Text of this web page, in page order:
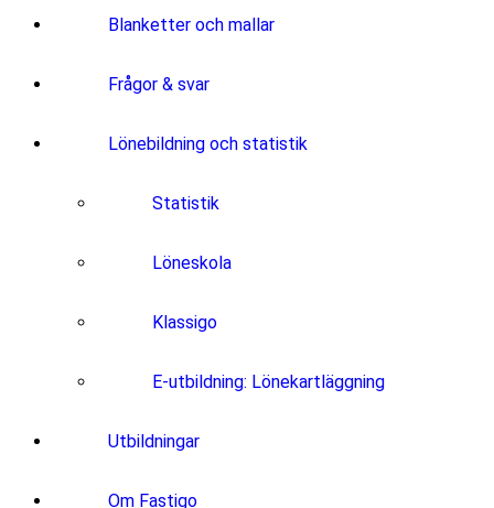
Blanketter och mallar
Frågor & svar
Lönebildning och statistik
Statistik
Löneskola
Klassigo
E-utbildning: Lönekartläggning
Utbildningar
Om Fastigo